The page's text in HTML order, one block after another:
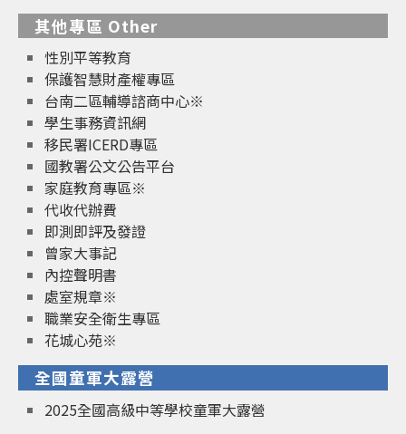
其他專區 Other
性別平等教育
保護智慧財產權專區
台南二區輔導諮商中心※
學生事務資訊網
移民署ICERD專區
國教署公文公告平台
家庭教育專區※
代收代辦費
即測即評及發證
曾家大事記
內控聲明書
處室規章※
職業安全衛生專區
花城心苑※
全國童軍大露營
2025全國高級中等學校童軍大露營